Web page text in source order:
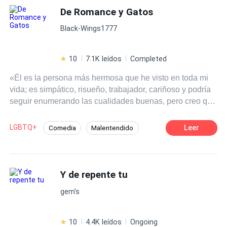
mejor renunciar a todo.De Romance y Gatos
Black-Wings1777
10 7.1K leídos Completed
«Él es la persona más hermosa que he visto en toda mi
vida; es simpático, risueño, trabajador, cariñoso y podría
seguir enumerando las cualidades buenas, pero creo que
perfecto». «Lo quiero porque me quiere y lo amo porque
me ama, aunque a veces tengamos nuestras diferencias
Ahora él quiere contar su historia y de cómo ese alguien
le brindó una nueva vida. Pero no contará solo su
historia, aprovechará la oportunidad para desenlazar otra.
peculiar en la cual predominan las aventuras y
LGBTQ+ Comedia Malentendido Leer
Y de repente tu
gem's
10 4.4K leídos Ongoing